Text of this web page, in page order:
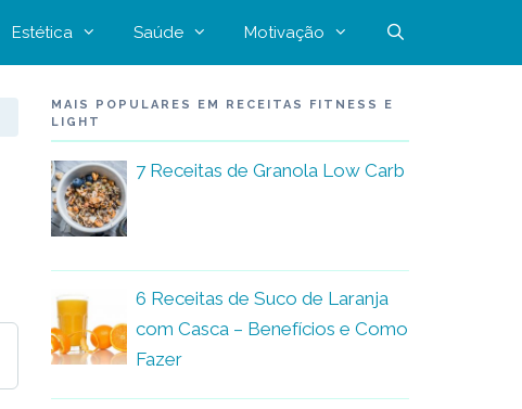
Estética Saúde Motivação
MAIS POPULARES EM RECEITAS FITNESS E
LIGHT
7 Receitas de Granola Low Carb
6 Receitas de Suco de Laranja
com Casca – Benefícios e Como
Fazer